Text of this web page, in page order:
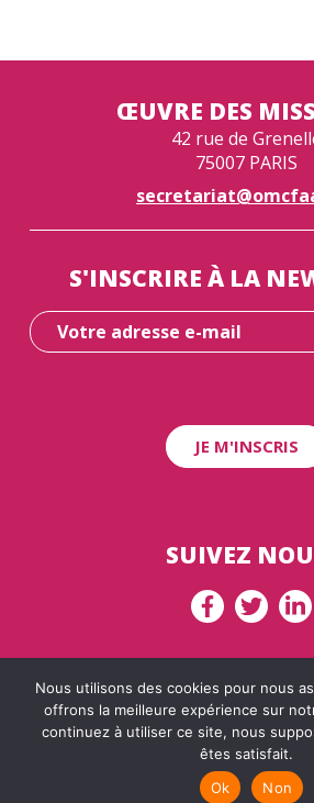
S'INSCRIRE À LA
SUIVEZ
ŒUVRE DES
42 rue de
75007 PARIS
Plan du site
Mentions
Politique de données
Nous utilisons des cookies pour nous
offrons la meilleure expérience sur
continuez à utiliser ce site, nous
êtes satisfait.
Ok
Non